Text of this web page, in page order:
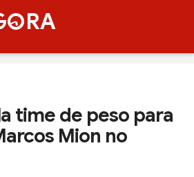
RA
time de peso para
Mion no